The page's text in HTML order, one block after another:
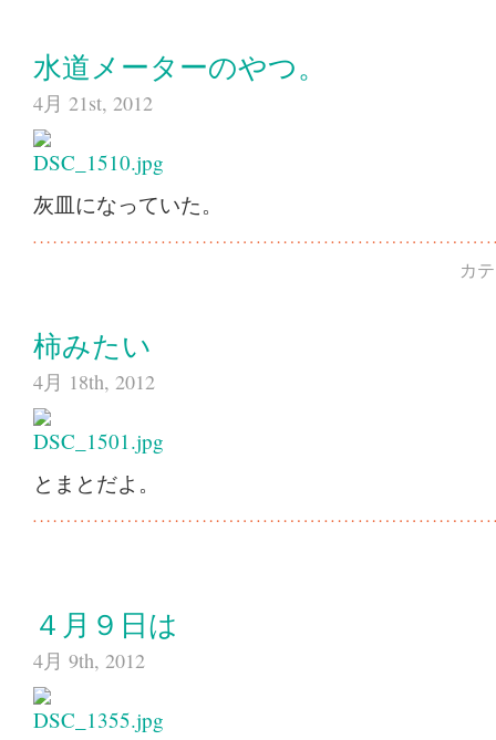
水道メーターのやつ。
4月 21st, 2012
灰皿になっていた。
カ
柿みたい
4月 18th, 2012
とまとだよ。
４月９日は
4月 9th, 2012